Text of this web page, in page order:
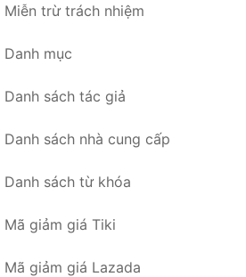
Miễn trừ trách nhiệm
Danh mục
Danh sách tác giả
Danh sách nhà cung cấp
Danh sách từ khóa
Mã giảm giá Tiki
Mã giảm giá Lazada